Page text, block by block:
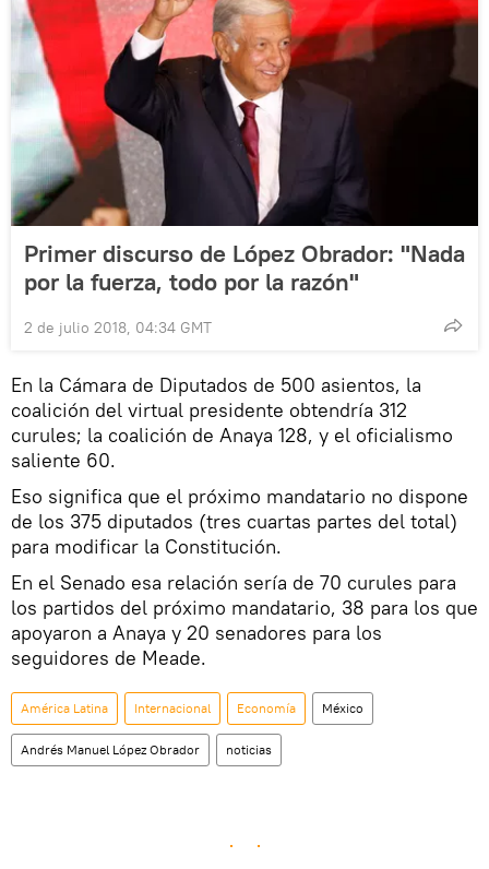
Primer discurso de López Obrador: "Nada
por la fuerza, todo por la razón"
2 de julio 2018, 04:34 GMT
En la Cámara de Diputados de 500 asientos, la
coalición del virtual presidente obtendría 312
curules; la coalición de Anaya 128, y el oficialismo
saliente 60.
Eso significa que el próximo mandatario no dispone
de los 375 diputados (tres cuartas partes del total)
para modificar la Constitución.
En el Senado esa relación sería de 70 curules para
los partidos del próximo mandatario, 38 para los que
apoyaron a Anaya y 20 senadores para los
seguidores de Meade.
América Latina Internacional Economía México
Andrés Manuel López Obrador noticias